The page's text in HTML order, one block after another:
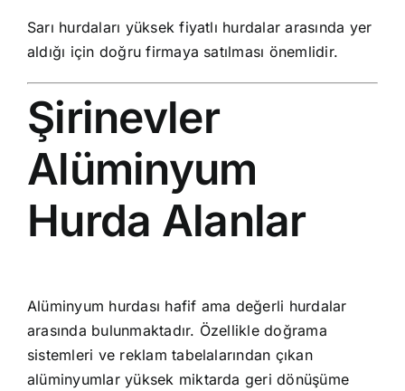
Sarı hurdaları yüksek fiyatlı hurdalar arasında yer
aldığı için doğru firmaya satılması önemlidir.
Şirinevler
Alüminyum
Hurda Alanlar
Alüminyum hurdası hafif ama değerli hurdalar
arasında bulunmaktadır. Özellikle doğrama
sistemleri ve reklam tabelalarından çıkan
alüminyumlar yüksek miktarda geri dönüşüme